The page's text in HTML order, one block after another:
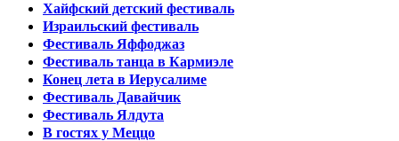
Хайфский детский фестиваль
Израильский фестиваль
Фестиваль Яффоджаз
Фестиваль танца в Кармиэле
Конец лета в Иерусалиме
Фестиваль Давайчик
Фестиваль Ялдута
В гостях у Меццо